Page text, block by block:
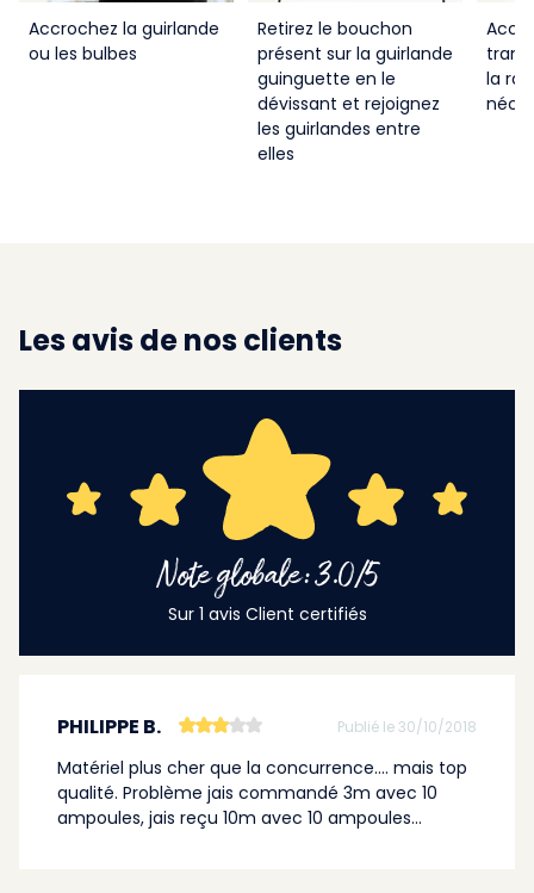
Accrochez la guirlande
ou les bulbes
Retirez le bouchon
présent sur la guirlande
guinguette en le
dévissant et rejoignez
les guirlandes entre
elles
la
Les avis de nos clients
PHILIPPE B. Publié le 30/10/2018
Matériel plus cher que la concurrence.... mais top
qualité. Problème jais commandé 3m avec 10
ampoules, jais reçu 10m avec 10 ampoules...
Note globale: 3.0/5
Sur 1 avis Client certifiés